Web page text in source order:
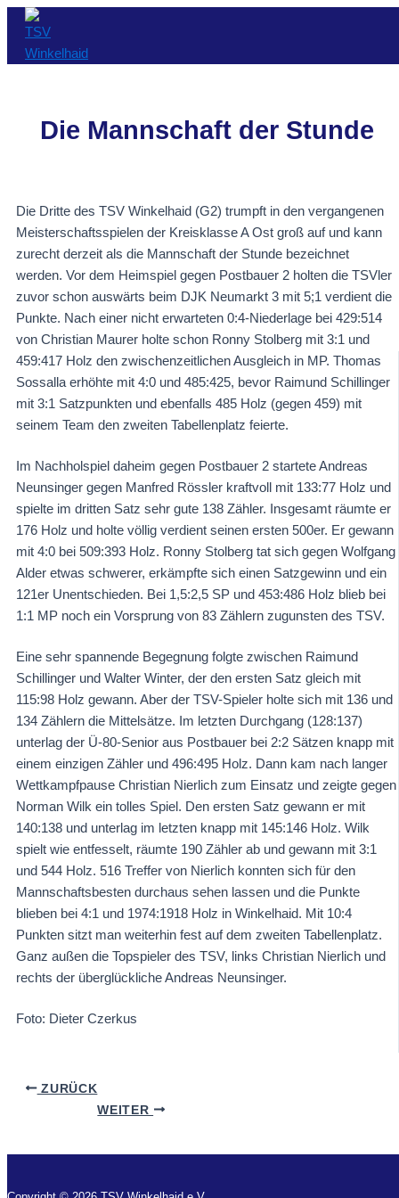
Zum
Inhalt
springen
Die Mannschaft der Stunde
Die Dritte des TSV Winkelhaid (G2) trumpft in den vergangenen
Meisterschaftsspielen der Kreisklasse A Ost groß auf und kann
zurecht derzeit als die Mannschaft der Stunde bezeichnet
werden. Vor dem Heimspiel gegen Postbauer 2 holten die TSVler
zuvor schon auswärts beim DJK Neumarkt 3 mit 5;1 verdient die
Punkte. Nach einer nicht erwarteten 0:4-Niederlage bei 429:514
von Christian Maurer holte schon Ronny Stolberg mit 3:1 und
459:417 Holz den zwischenzeitlichen Ausgleich in MP. Thomas
Sossalla erhöhte mit 4:0 und 485:425, bevor Raimund Schillinger
mit 3:1 Satzpunkten und ebenfalls 485 Holz (gegen 459) mit
seinem Team den zweiten Tabellenplatz feierte.
Im Nachholspiel daheim gegen Postbauer 2 startete Andreas
Neunsinger gegen Manfred Rössler kraftvoll mit 133:77 Holz und
spielte im dritten Satz sehr gute 138 Zähler. Insgesamt räumte er
176 Holz und holte völlig verdient seinen ersten 500er. Er gewann
mit 4:0 bei 509:393 Holz. Ronny Stolberg tat sich gegen Wolfgang
Alder etwas schwerer, erkämpfte sich einen Satzgewinn und ein
121er Unentschieden. Bei 1,5:2,5 SP und 453:486 Holz blieb bei
1:1 MP noch ein Vorsprung von 83 Zählern zugunsten des TSV.
Eine sehr spannende Begegnung folgte zwischen Raimund
Schillinger und Walter Winter, der den ersten Satz gleich mit
115:98 Holz gewann. Aber der TSV-Spieler holte sich mit 136 und
134 Zählern die Mittelsätze. Im letzten Durchgang (128:137)
unterlag der Ü-80-Senior aus Postbauer bei 2:2 Sätzen knapp mit
einem einzigen Zähler und 496:495 Holz. Dann kam nach langer
Wettkampfpause Christian Nierlich zum Einsatz und zeigte gegen
Norman Wilk ein tolles Spiel. Den ersten Satz gewann er mit
140:138 und unterlag im letzten knapp mit 145:146 Holz. Wilk
spielt wie entfesselt, räumte 190 Zähler ab und gewann mit 3:1
und 544 Holz. 516 Treffer von Nierlich konnten sich für den
Mannschaftsbesten durchaus sehen lassen und die Punkte
blieben bei 4:1 und 1974:1918 Holz in Winkelhaid. Mit 10:4
Punkten sitzt man weiterhin fest auf dem zweiten Tabellenplatz.
Ganz außen die Topspieler des TSV, links Christian Nierlich und
rechts der überglückliche Andreas Neunsinger.
Foto: Dieter Czerkus
Beitragsnavigation
ZURÜCK
WEITER